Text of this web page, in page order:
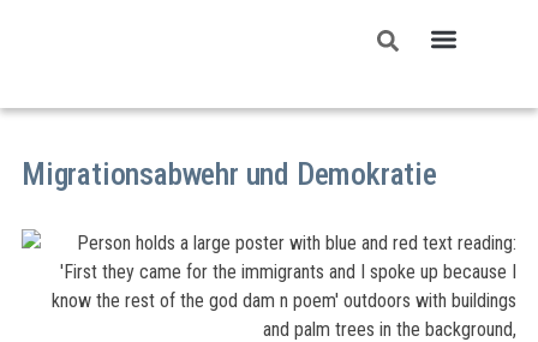
Migrationsabwehr und Demokratie